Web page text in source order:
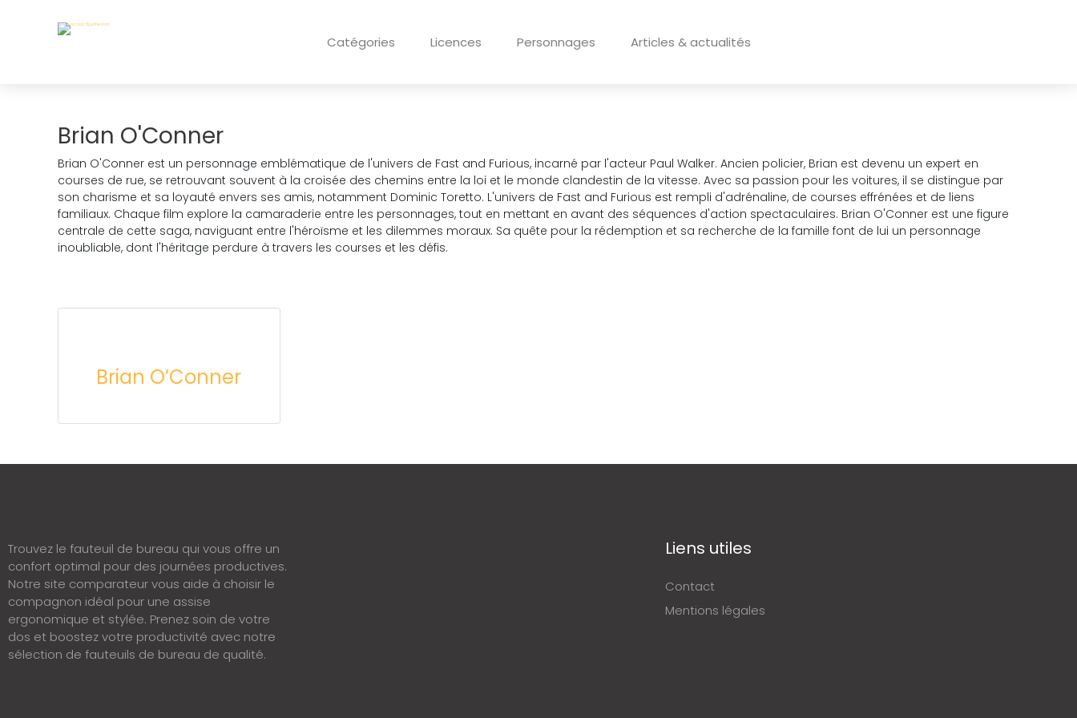
Catégories Licences Personnages Articles & actualités
Brian O'Conner
Brian O'Conner est un personnage emblématique de l'univers de Fast and Furious, incarné par l'acteur Paul Walker. Ancien policier, Brian est devenu un expert en
courses de rue, se retrouvant souvent à la croisée des chemins entre la loi et le monde clandestin de la vitesse. Avec sa passion pour les voitures, il se distingue par
son charisme et sa loyauté envers ses amis, notamment Dominic Toretto. L'univers de Fast and Furious est rempli d'adrénaline, de courses effrénées et de liens
familiaux. Chaque film explore la camaraderie entre les personnages, tout en mettant en avant des séquences d'action spectaculaires. Brian O'Conner est une figure
centrale de cette saga, naviguant entre l'héroïsme et les dilemmes moraux. Sa quête pour la rédemption et sa recherche de la famille font de lui un personnage
inoubliable, dont l'héritage perdure à travers les courses et les défis.
Brian O’Conner
Trouvez le fauteuil de bureau qui vous offre un
confort optimal pour des journées productives.
Notre site comparateur vous aide à choisir le
compagnon idéal pour une assise
ergonomique et stylée. Prenez soin de votre
dos et boostez votre productivité avec notre
sélection de fauteuils de bureau de qualité.
Liens utiles
Contact
Mentions légales